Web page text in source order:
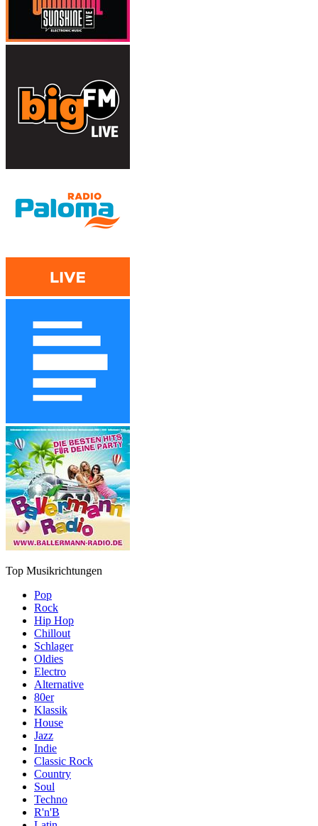
Top Musikrichtungen
Pop
Rock
Hip Hop
Chillout
Schlager
Oldies
Electro
Alternative
80er
Klassik
House
Jazz
Indie
Classic Rock
Country
Soul
Techno
R'n'B